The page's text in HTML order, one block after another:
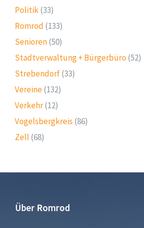
Politik(33)
Romrod (133)
Senioren(50)
Stadtverwaltung + Bürgerbüro (52)
Strebendorf(33)
Vereine(132)
Verkehr(12)
Vogelsbergkreis (86)
Zell (68)
Über Romrod